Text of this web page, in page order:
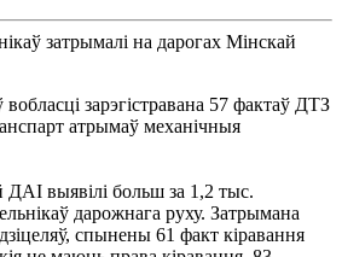
зарэгістравана 57 фактаў ДТЗ
атрымаў механічныя
ДАІ выявілі больш за 1,2 тыс.
дарожнага руху. Затрымана
спынены 61 факт кіравання